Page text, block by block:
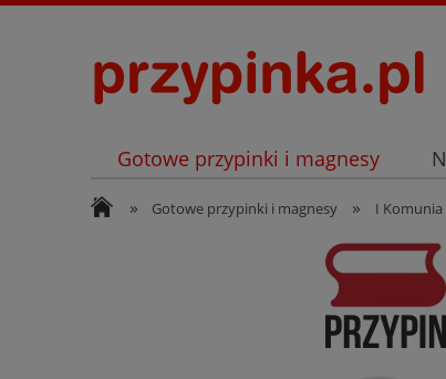
Gotowe przypinki i magnesy
Archiwum
Listopad
» Gotowe przypinki i magnesy » I Komunia